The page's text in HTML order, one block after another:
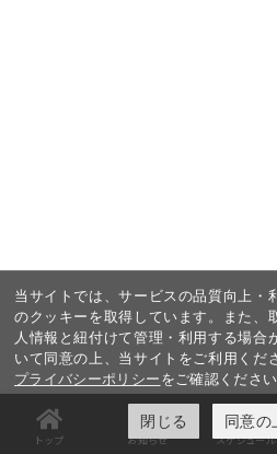
トップ お知らせ スケジュール
当サイトでは、サービスの品質向上・
のクッキーを取得しています。また、
人情報と紐付けて管理・利用する場合
いて同意の上、当サイトをご利用くだ
プライバシーポリシーをご確認ください
閉じる 同意の